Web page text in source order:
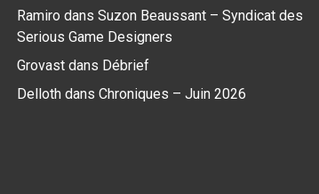
Ramiro dans Suzon Beaussant – Syndicat des
Serious Game Designers
Grovast dans Débrief
Delloth dans Chroniques – Juin 2026